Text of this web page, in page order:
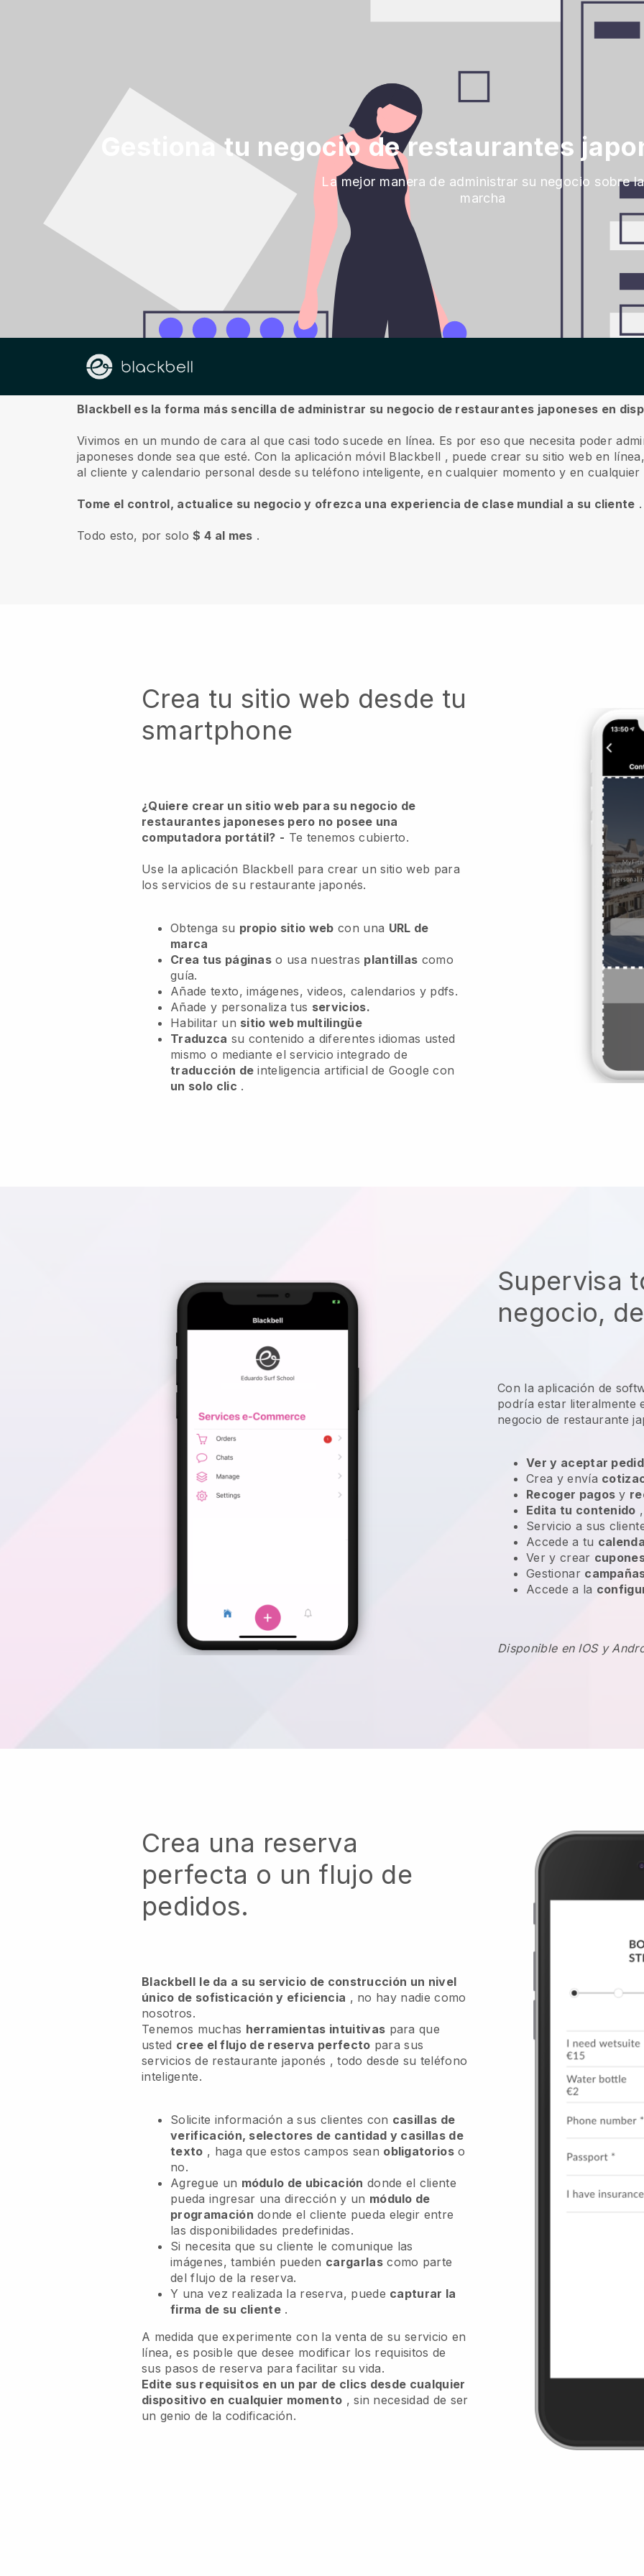
Gestiona tu negocio de restaurantes
La mejor manera de administrar su negocio sobre la
marcha
Sobre nosotros
Blackbell es la forma más sencilla de administrar su negocio de restaurantes japoneses en
Vivimos en un mundo de cara al que casi todo sucede en línea. Es por eso que necesita poder
japoneses donde sea que esté. Con la aplicación móvil Blackbell , puede crear su sitio web en
al cliente y calendario personal desde su teléfono inteligente, en cualquier momento y en cualquier
Tome el control, actualice su negocio y ofrezca una experiencia de clase mundial a su cliente .
Todo esto, por solo$ 4 al mes .
Crea tu sitio web desde tu
smartphone
¿Quiere crear un sitio web para su negocio de
restaurantes japoneses pero no posee una
computadora portátil? - Te tenemos cubierto.
Use la aplicación Blackbell para crear un sitio web para
los servicios de su restaurante japonés.
Obtenga su propio sitio web con una URL de
marca
Crea tus páginas o usa nuestras plantillas como
guía.
Añade texto, imágenes, videos, calendarios y pdfs.
Añade y personaliza tus servicios.
Habilitar un sitio web multilingüe
Traduzca su contenido a diferentes idiomas usted
mismo o mediante el servicio integrado de
traducción de inteligencia artificial de Google con
un solo clic .
Supervisa
negocio,
Con la aplicación de
podría estar
negocio de restaurante
Ver y aceptar
Crea y envía
Recoger pagos y
Edita tu contenido
Servicio a sus
Accede a tu
Ver y crear
Gestionar
Accede a la
Disponible en IOS y
Crea una reserva
perfecta o un flujo de
pedidos.
Blackbell le da a su servicio de construcción un nivel
único de sofisticación y eficiencia , no hay nadie como
nosotros.
Tenemos muchas herramientas intuitivas para que
usted cree el flujo de reserva perfecto para sus
servicios de restaurante japonés , todo desde su teléfono
inteligente.
Solicite información a sus clientes con casillas de
verificación, selectores de cantidad y casillas de
texto , haga que estos campos sean obligatorios o
no.
Agregue un módulo de ubicación donde el cliente
pueda ingresar una dirección y un módulo de
programación donde el cliente pueda elegir entre
las disponibilidades predefinidas.
Si necesita que su cliente le comunique las
imágenes, también pueden cargarlascomo parte
del flujo de la reserva.
Y una vez realizada la reserva, puede capturar la
firma de su cliente .
A medida que experimente con la venta de su servicio en
línea, es posible que desee modificar los requisitos de
sus pasos de reserva para facilitar su vida.
Edite sus requisitos en un par de clics desde cualquier
dispositivo en cualquier momento , sin necesidad de ser
un genio de la codificación.